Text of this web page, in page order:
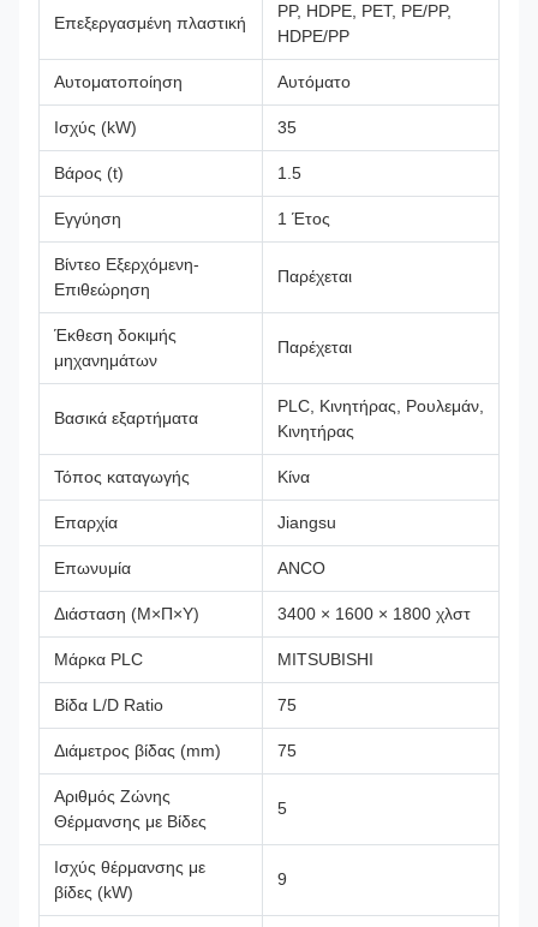
Επεξεργασμένη πλαστική
PP, HDPE, PET, PE/PP,
HDPE/PP
Αυτοματοποίηση Αυτόματο
Ισχύς (kW) 35
Βάρος (t) 1.5
Εγγύηση 1 Έτος
Βίντεο Εξερχόμενη-
Επιθεώρηση
Παρέχεται
Έκθεση δοκιμής
μηχανημάτων
Παρέχεται
Βασικά εξαρτήματα
PLC, Κινητήρας, Ρουλεμάν,
Κινητήρας
Τόπος καταγωγής Κίνα
Επαρχία Jiangsu
Επωνυμία ANCO
Διάσταση (Μ×Π×Υ) 3400 × 1600 × 1800 χλστ
Μάρκα PLC MITSUBISHI
Βίδα L/D Ratio 75
Διάμετρος βίδας (mm) 75
Αριθμός Ζώνης
Θέρμανσης με Βίδες
5
Ισχύς θέρμανσης με
βίδες (kW)
9